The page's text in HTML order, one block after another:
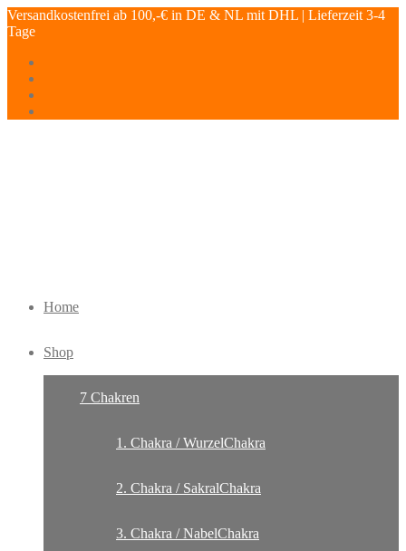
Versandkostenfrei ab 100,-€ in DE & NL mit DHL | Lieferzeit 3-4
Tage
Home
Shop
7 Chakren
1. Chakra / WurzelChakra
2. Chakra / SakralChakra
3. Chakra / NabelChakra